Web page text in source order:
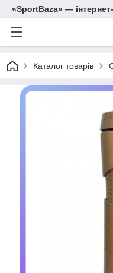
«SportBaza» —
Каталог товарів